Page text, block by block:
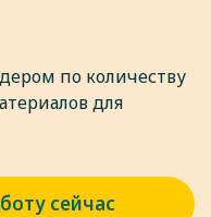
по количеству
для
сейчас